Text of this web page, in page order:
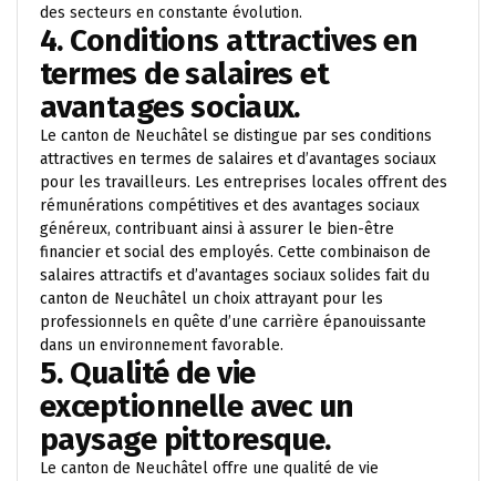
des secteurs en constante évolution.
4. Conditions attractives en
termes de salaires et
avantages sociaux.
Le canton de Neuchâtel se distingue par ses conditions
attractives en termes de salaires et d’avantages sociaux
pour les travailleurs. Les entreprises locales offrent des
rémunérations compétitives et des avantages sociaux
généreux, contribuant ainsi à assurer le bien-être
financier et social des employés. Cette combinaison de
salaires attractifs et d’avantages sociaux solides fait du
canton de Neuchâtel un choix attrayant pour les
professionnels en quête d’une carrière épanouissante
dans un environnement favorable.
5. Qualité de vie
exceptionnelle avec un
paysage pittoresque.
Le canton de Neuchâtel offre une qualité de vie